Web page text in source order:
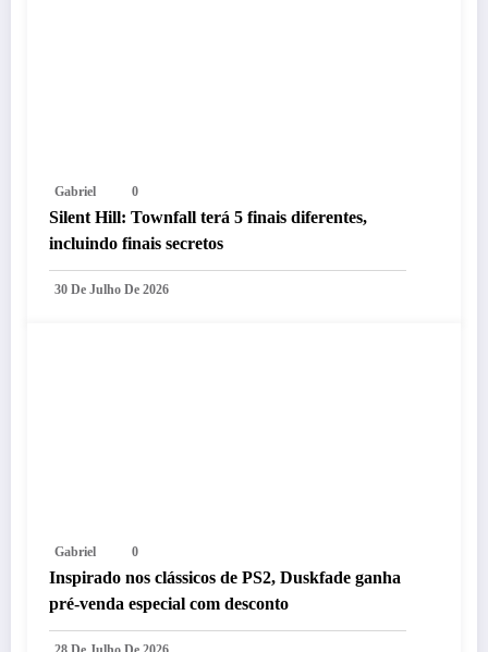
Gabriel 0
Silent Hill: Townfall terá 5 finais diferentes,
incluindo finais secretos
30 De Julho De 2026
Gabriel 0
Inspirado nos clássicos de PS2, Duskfade ganha
pré-venda especial com desconto